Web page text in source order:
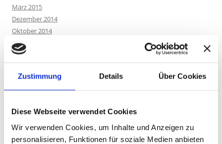
Zustimmung Details Über Cookies
Diese Webseite verwendet Cookies
Wir verwenden Cookies, um Inhalte und Anzeigen zu
personalisieren, Funktionen für soziale Medien anbieten
März 2015
Dezember 2014
Oktober 2014
September 2014
Mai 2014
Februar 2014
Januar 2014
KATEGORIEN